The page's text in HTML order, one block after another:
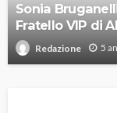
Sonia
Fratello VIP di
Redazione 5